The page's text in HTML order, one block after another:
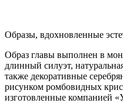
Образы, вдохновленные
Образ главы выполнен в
длинный силуэт,
также декоративные
рисунком ромбовидных
изготовленные компанией